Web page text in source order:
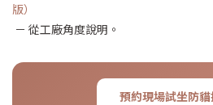
版）
－ 從工廠角度說明。
預約現場試坐防